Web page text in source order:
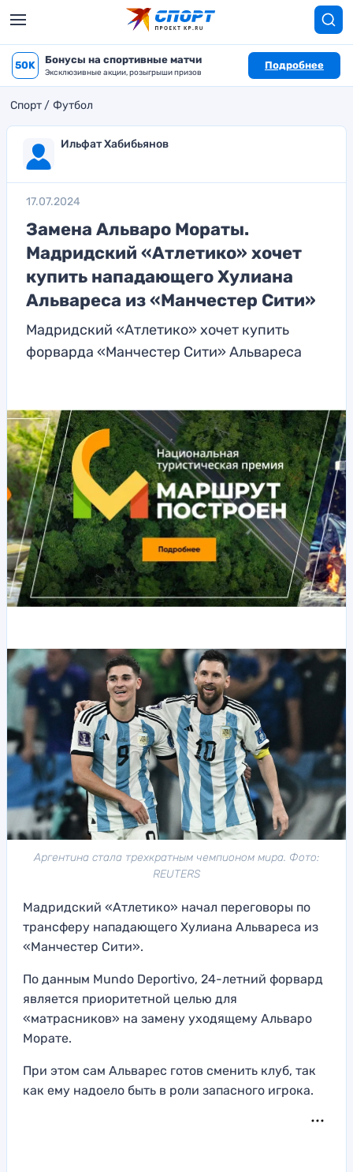
50K Бонусы на спортивные матчи
Эксклюзивные акции, розыгрыши призов
Подробнее
Спорт Футбол
Ильфат Хабибьянов
17.07.2024
Замена Альваро Мораты.
Мадридский «Атлетико» хочет
купить нападающего Хулиана
Альвареса из «Манчестер Сити»
Мадридский «Атлетико» хочет купить
форварда «Манчестер Сити» Альвареса
Аргентина стала трехкратным чемпионом мира. Фото:
REUTERS
Мадридский «Атлетико» начал переговоры по
трансферу нападающего Хулиана Альвареса из
«Манчестер Сити».
По данным Mundo Deportivo, 24-летний форвард
является приоритетной целью для
«матрасников» на замену уходящему Альваро
Морате.
При этом сам Альварес готов сменить клуб, так
как ему надоело быть в роли запасного игрока.